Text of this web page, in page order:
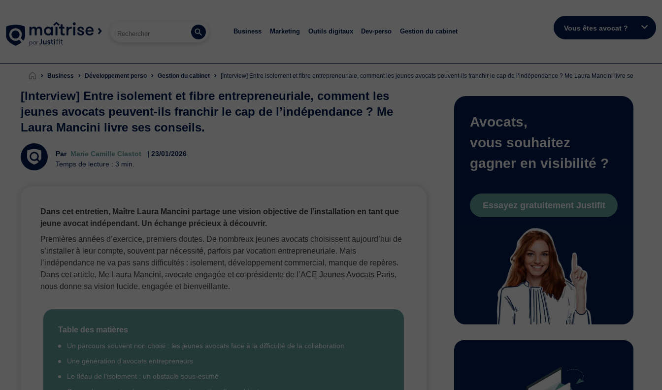
Business Marketing Outils digitaux Dev-perso Gestion du cabinet Vous êtes avocat ?
Business Développement perso Gestion du cabinet [Interview] Entre isolement et fibre entrepreneuriale, comment les jeunes avocats peuvent-ils franchir le cap de l’indépendance ? Me Laura Mancini livre ses conseils.
[Interview] Entre isolement et fibre entrepreneuriale, comment les
jeunes avocats peuvent-ils franchir le cap de l’indépendance ? Me
Laura Mancini livre ses conseils.
Par Marie Camille Clastot
| 23/01/2026
Temps de lecture : 3 min.
Dans cet entretien, Maître Laura Mancini partage une vision objective de l’installation en tant que
jeune avocat indépendant. Un échange précieux à découvrir.
Premières années d’exercice, premiers doutes. De nombreux jeunes avocats choisissent aujourd’hui de
s’installer à leur compte, souvent par nécessité, parfois par vocation entrepreneuriale. Mais
l’indépendance ne va pas sans difficultés : isolement, développement commercial, manque de repères.
Dans cet article, Me Laura Mancini, avocate engagée et co-présidente de l’ACE Jeunes Avocats Paris,
nous donne sa vision lucide, engagée et bienveillante.
Table des matières
Un parcours souvent non choisi : les jeunes avocats face à la difficulté de la collaboration
Une génération d’avocats entrepreneurs
Le fléau de l’isolement : un obstacle sous-estimé
Avocats,
vous souhaitez
gagner en visibilité ?
Essayez gratuitement Justifit